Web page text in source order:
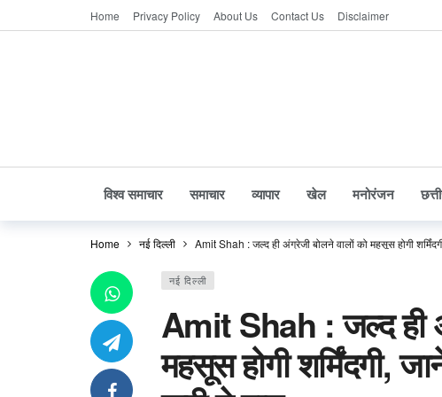
Home Privacy Policy About Us Contact Us Disclaimer
विश्व समाचार समाचार व्यापार खेल मनोरंजन
Home नई दिल्ली Amit Shah : जल्द ही अंग्रेजी बोलने वालों को महसूस होगी
नई दिल्ली
Amit Shah : जल्द ही
महसूस होगी शर्मिंदगी,